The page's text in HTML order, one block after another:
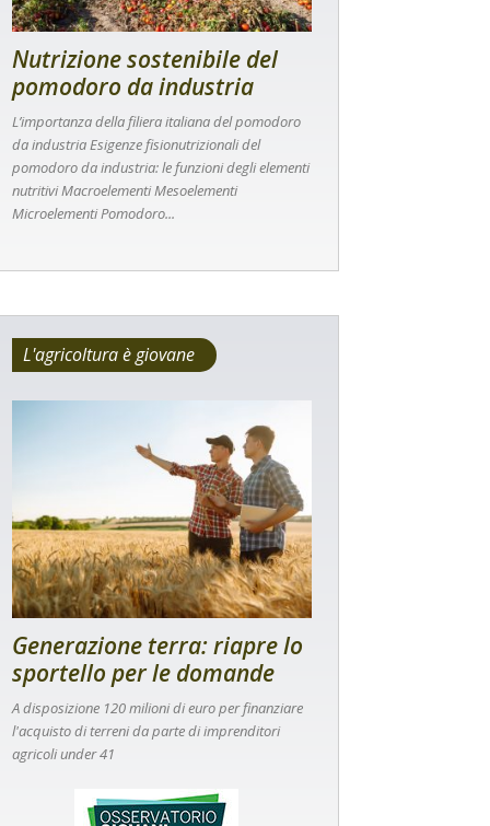
Nutrizione sostenibile del
pomodoro da industria
L’importanza della filiera italiana del pomodoro
da industria Esigenze fisionutrizionali del
pomodoro da industria: le funzioni degli elementi
nutritivi Macroelementi Mesoelementi
Microelementi Pomodoro...
L'agricoltura è giovane
Generazione terra: riapre lo
sportello per le domande
A disposizione 120 milioni di euro per finanziare
l'acquisto di terreni da parte di imprenditori
agricoli under 41